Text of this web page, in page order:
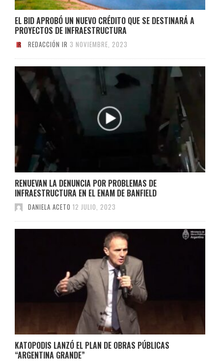
EL BID APROBÓ UN NUEVO CRÉDITO QUE SE DESTINARÁ A
PROYECTOS DE INFRAESTRUCTURA
REDACCIÓN IR 3 NOVIEMBRE, 2023
RENUEVAN LA DENUNCIA POR PROBLEMAS DE
INFRAESTRUCTURA EN EL ENAM DE BANFIELD
DANIELA ACETO 12 JULIO, 2023
KATOPODIS LANZÓ EL PLAN DE OBRAS PÚBLICAS
“ARGENTINA GRANDE”